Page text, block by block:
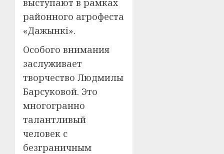
выступают в рамках
районного агрофеста
«Дажынкі».
Особого внимания
заслуживает
творчество Людмилы
Барсуковой. Это
многогранно
талантливый
человек с
безграничным